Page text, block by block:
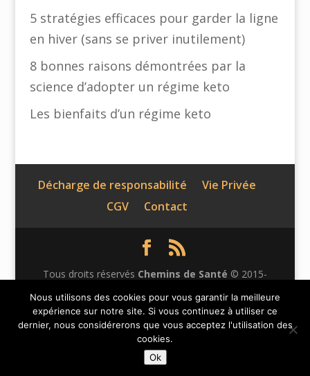
5 stratégies efficaces pour garder la ligne
en hiver (sans se priver inutilement)
8 bonnes raisons démontrées par la
science d’adopter un régime keto
Les bienfaits d’un régime keto
Décharge de responsabilité
Vie Privée
CGV
Contact
Tous droits réservés Chemins de Santé © 2015-
2026 | Ce site n'appartient pas à Facebook et n'est pas
affilié à Facebook Inc. Le contenu de ce site web n'a
pas été vérifié par Facebook. Facebook est une marque
déposée de Facebook Inc.
Nous utilisons des cookies pour vous garantir la meilleure
expérience sur notre site. Si vous continuez à utiliser ce
dernier, nous considérerons que vous acceptez l'utilisation des
cookies.
Ok